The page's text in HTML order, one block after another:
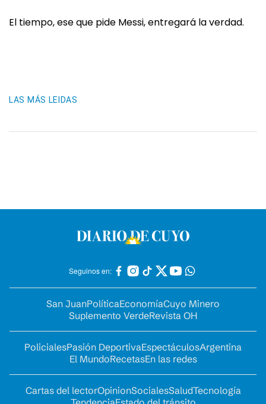
El tiempo, ese que pide Messi, entregará la verdad.
LAS MÁS LEIDAS
Seguinos en:
San JuanPolíticaEconomíaCuyo Minero
Suplemento VerdeRevista OH
PolicialesPasión DeportivaEspectáculosArgentina
El MundoRecetasEn las redes
Cartas del lectorOpinionSocialesSaludTecnología